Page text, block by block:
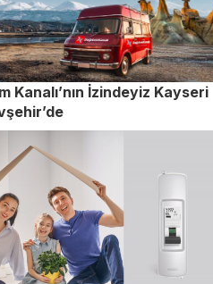
Kanalı’nın İzindeyiz Kayseri